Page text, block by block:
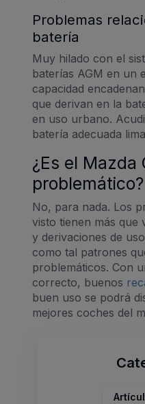
Problemas
batería
Muy hilado con el
baterías AGM en un
capacidad
que derivan en la
en uso urbano.
batería adecuada
¿Es el Mazda
problemático?
No, para nada. Los
visto tienen más que
y derivaciones de
como tal patrones
problemáticos. Con
correcto, buenos
buen uso se podrá
mejores coches del